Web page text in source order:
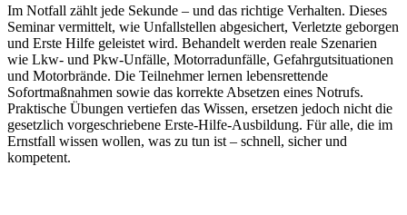
Im Notfall zählt jede Sekunde – und das richtige Verhalten. Dieses
Seminar vermittelt, wie Unfallstellen abgesichert, Verletzte geborgen
und Erste Hilfe geleistet wird. Behandelt werden reale Szenarien
wie Lkw- und Pkw-Unfälle, Motorradunfälle, Gefahrgutsituationen
und Motorbrände. Die Teilnehmer lernen lebensrettende
Sofortmaßnahmen sowie das korrekte Absetzen eines Notrufs.
Praktische Übungen vertiefen das Wissen, ersetzen jedoch nicht die
gesetzlich vorgeschriebene Erste-Hilfe-Ausbildung. Für alle, die im
Ernstfall wissen wollen, was zu tun ist – schnell, sicher und
kompetent.